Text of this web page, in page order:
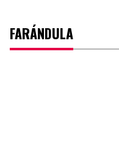
FARÁNDULA